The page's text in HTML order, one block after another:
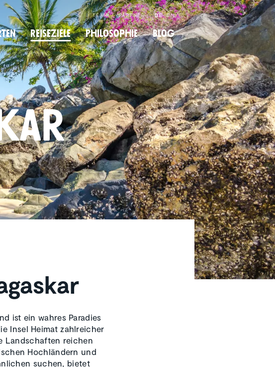
TEAM PARTNER DE EN
Reise­ziele Philo­so­phie Blog
ist ein wahres Paradies
Insel Heimat zahlreicher
Landschaften reichen
Hochländern und
suchen, bietet